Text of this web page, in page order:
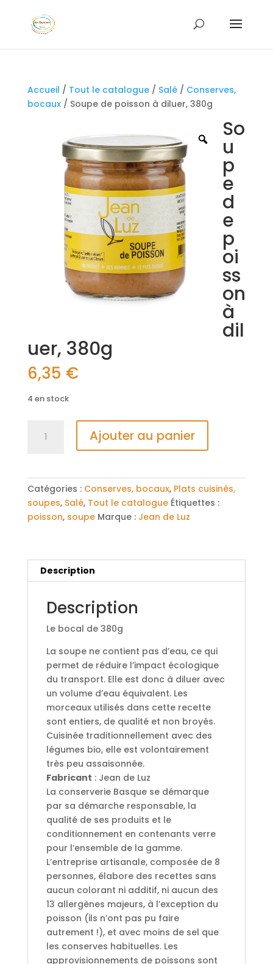
Accueil / Tout le catalogue/ Salé/ Conserves,
bocaux/ Soupe de poisson à diluer, 380g
So
u
p
e
d
e
p
oi
ss
on
à
dil
uer, 380g
6,35 €
4 en stock
Ajouter au panier
Catégories : Conserves, bocaux, Plats cuisinés,
soupes, Salé, Tout le catalogue Étiquettes :
poisson, soupe Marque : Jean de Luz
Description
Description
Le bocal de 380g
La soupe ne contient pas d’eau, ce qui
permet de réduire l’impact écologique
du transport. Elle est donc à diluer avec
un volume d’eau équivalent. Les
morceaux utilisés dans cette recette
sont entiers, de qualité et non broyés.
Cuisinée traditionnellement avec des
légumes bio, elle est volontairement
très peu assaisonnée.
Fabricant : Jean de Luz
La conserverie Basque se démarque
par sa démarche responsable, la
qualité de ses produits et le
conditionnement en contenants verre
pour l’ensemble de la gamme.
L’entreprise artisanale, composée de 8
personnes, élabore des recettes sans
aucun colorant ni additif, ni aucun des
13 allergènes majeurs, à l’exception du
poisson (ils n’ont pas pu faire
autrement !), et avec moins de sel que
les conserves habituelles. Les
approvisionnements de poissons sont